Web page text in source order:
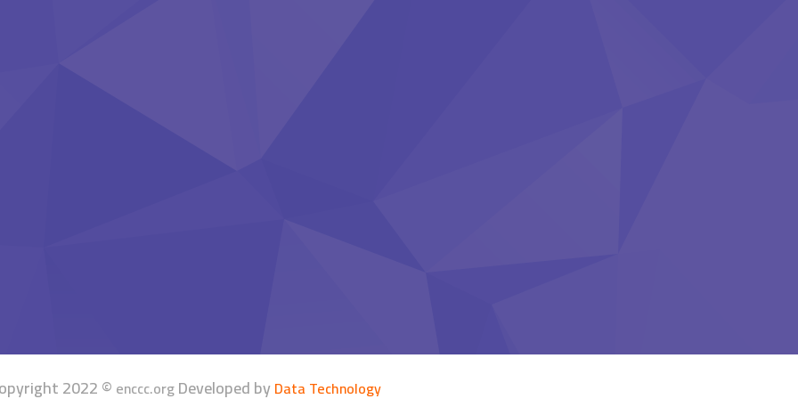
2022 © enccc.orgDeveloped byData Technology